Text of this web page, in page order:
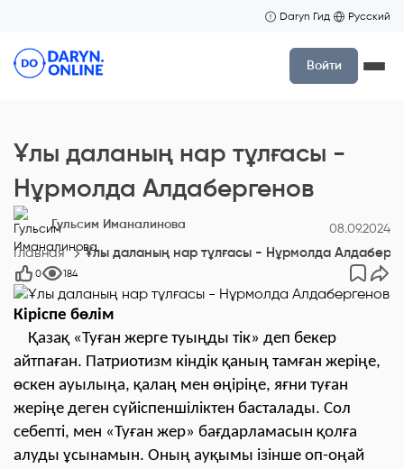
Daryn Гид Русский
Войти
Ұлы даланың нар тұлғасы -
Нұрмолда Алдабергенов
Гульсим Иманалинова 08.09.2024
Главная Ұлы даланың нар тұлғасы - Нұрмолда
0 184
Кіріспе бөлім
Қазақ «Туған жерге туыңды тік» деп бекер
айтпаған. Патриотизм кіндік қаның тамған жеріңе,
өскен ауылыңа, қалаң мен өңіріңе, яғни туған
жеріңе деген сүйіспеншіліктен басталады. Сол
себепті, мен «Туған жер» бағдарламасын қолға
алуды ұсынамын. Оның ауқымы ізінше оп-оңай